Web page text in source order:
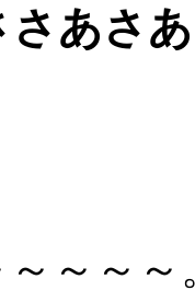
さあさ
～～～